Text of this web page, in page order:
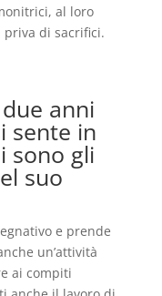
al loro
priva di sacrifici.
anni
sente in
sono gli
suo
e prende
un’attività
ai compiti